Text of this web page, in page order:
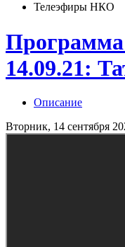
Телеэфиры НКО
14.09.21:
Описание
Вторник, 14 сентября